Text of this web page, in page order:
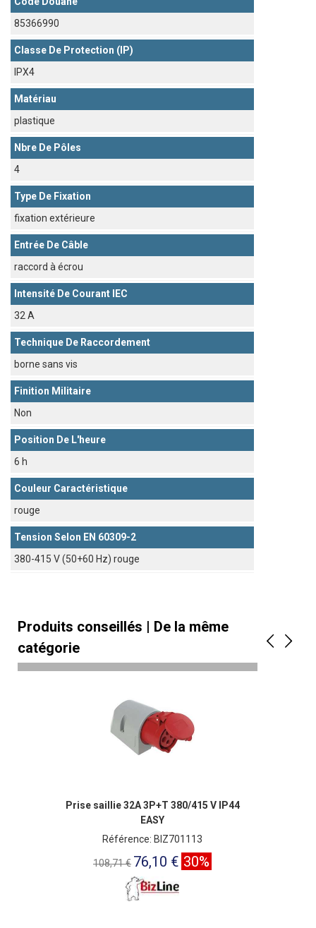
85366990
Classe De Protection (IP)
IPX4
Matériau
plastique
Nbre De Pôles
4
Type De Fixation
fixation extérieure
Entrée De Câble
raccord à écrou
Intensité De Courant IEC
32 A
Technique De Raccordement
borne sans vis
Finition Militaire
Non
Position De L'heure
6 h
Couleur Caractéristique
rouge
Tension Selon EN 60309-2
380-415 V (50+60 Hz) rouge
Produits conseillés | De la même
catégorie
Prise saillie 32A 3P+T 380/415 V IP44
EASY
Référence: BIZ701113
108,71 € 76,10 € 30%